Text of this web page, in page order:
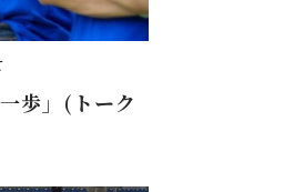
歩」(トーク